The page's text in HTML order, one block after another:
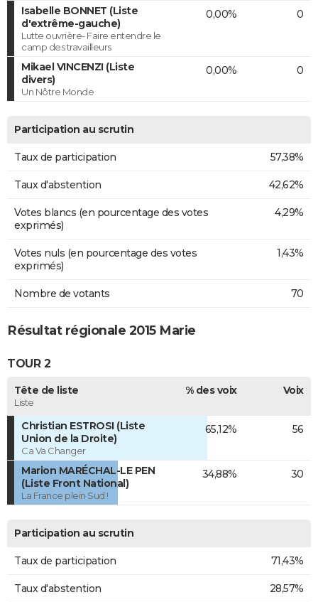
Isabelle BONNET (Liste
d'extrême-gauche)
Lutte ouvrière- Faire entendre le
camp des travailleurs
0,00% 0
Mikael VINCENZI (Liste
divers)
Un Nôtre Monde
0,00% 0
Participation au scrutin
Taux de participation 57,38%
Taux d'abstention 42,62%
Votes blancs (en pourcentage des votes
exprimés)
4,29%
Votes nuls (en pourcentage des votes
exprimés)
1,43%
Nombre de votants 70
Résultat régionale 2015 Marie
TOUR 2
Tête de liste
Liste
% des voix Voix
Christian ESTROSI (Liste
Union de la Droite)
Ca Va Changer
65,12% 56
Marion MARÉCHAL-LE PEN
(Liste Front National)
La France plein Sud !
34,88% 30
Participation au scrutin
Taux de participation 71,43%
Taux d'abstention 28,57%